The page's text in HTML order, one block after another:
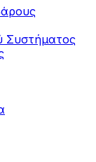
Συστήματος